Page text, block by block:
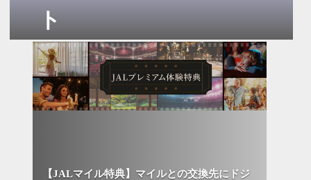
ト
【JALマイル特典】マイルとの交換先にドジ